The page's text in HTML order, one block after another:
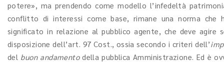
potere», ma prendendo come modello l’infedeltà
conflitto di interessi come base, rimane una norma che
significato in relazione al pubblico agente, che deve agire
disposizione dell’art. 97 Cost., ossia secondo i criteri dell’
del buon andamentodella pubblica Amministrazione. Ed è